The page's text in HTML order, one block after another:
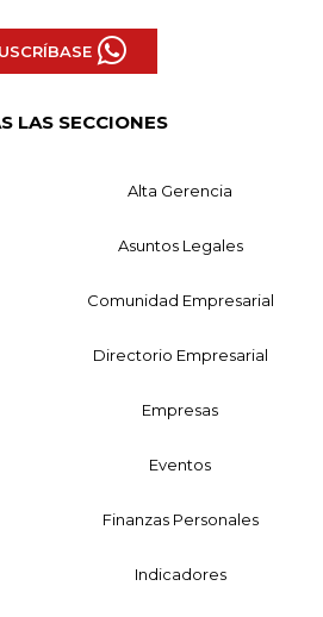
LAS SECCIONES
Alta Gerencia
Asuntos Legales
Comunidad Empresarial
Directorio Empresarial
Empresas
Eventos
Finanzas Personales
Indicadores